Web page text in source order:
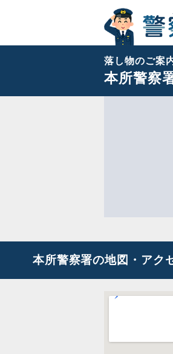
落し物のご案
本所警察
本所警察署の地図・アク